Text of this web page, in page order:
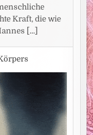
Kraft, die wie
[...]